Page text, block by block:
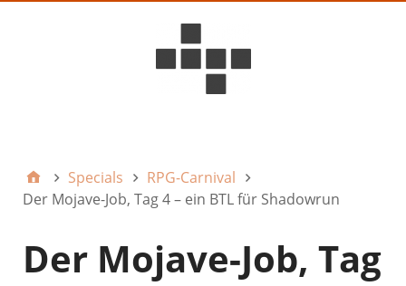
Specials
RPG-Carnival
Der Mojave-Job, Tag 4 – ein BTL für Shadowrun
Der Mojave-Job, Tag